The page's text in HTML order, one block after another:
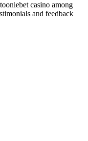
casino among
and feedback